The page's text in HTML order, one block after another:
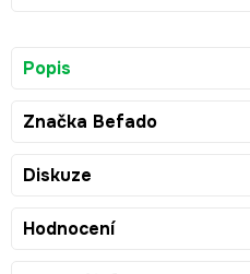
Popis
Značka Befado
Diskuze
Hodnocení